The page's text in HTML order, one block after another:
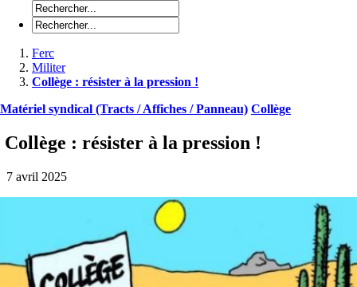
Ferc
Militer
Collège : résister à la pression !
Matériel syndical (Tracts / Affiches / Panneau) Collège
Collège : résister à la pression !
7 avril 2025